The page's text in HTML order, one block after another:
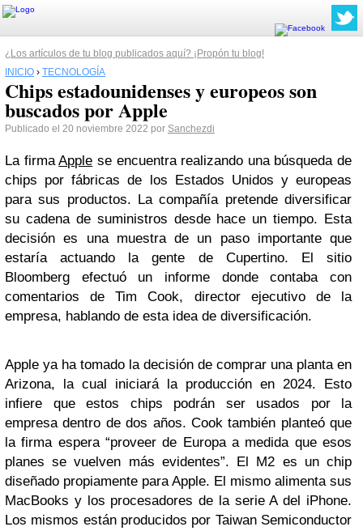
¿Los artículos de tu blog publicados aquí? ¡Propón tu blog!
INICIO › TECNOLOGÍA
Chips estadounidenses y europeos son
buscados por Apple
Publicado el 20 noviembre 2022 por Sanchezdi
La firmaApple se encuentra realizando una búsqueda de
chips por fábricas de los Estados Unidos y europeas
para sus productos. La compañía pretende diversificar
su cadena de suministros desde hace un tiempo. Esta
decisión es una muestra de un paso importante que
estaría actuando la gente de Cupertino. El sitio
Bloomberg efectuó un informe donde contaba con
comentarios de Tim Cook, director ejecutivo de la
empresa, hablando de esta idea de diversificación.
Apple ya ha tomado la decisión de comprar una planta en
Arizona, la cual iniciará la producción en 2024. Esto
infiere que estos chips podrán ser usados por la
empresa dentro de dos años. Cook también planteó que
la firma espera “proveer de Europa a medida que esos
planes se vuelven más evidentes”. El M2 es un chip
diseñado propiamente para Apple. El mismo alimenta sus
MacBooks y los procesadores de la serie A del iPhone.
Los mismos están producidos por Taiwan Semiconductor